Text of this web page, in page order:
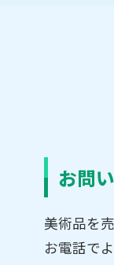
お問
美術品を
お電話で